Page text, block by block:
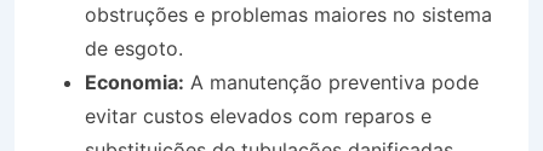
obstruções e problemas maiores no sistema
de esgoto.
Economia: A manutenção preventiva pode
evitar custos elevados com reparos e